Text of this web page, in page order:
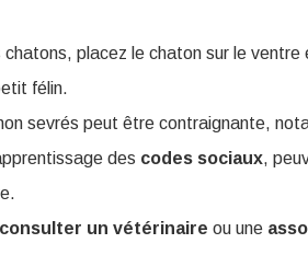
chatons, placez le chaton sur le
félin.
sevrés peut être contraignante,
des codes sociaux,
consulter un vétérinaire ou une